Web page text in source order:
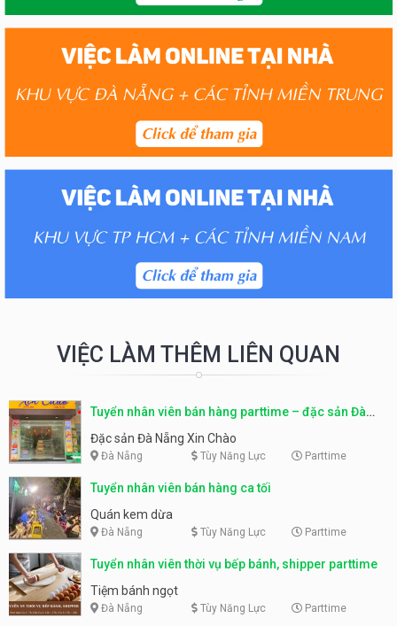
VIỆC LÀM THÊM LIÊN QUAN
Tuyển nhân viên bán hàng parttime – đặc sản Đà
Nẵng
Đặc sản Đà Nẵng Xin Chào
Đà Nẵng Tùy Năng Lực Parttime
Tuyển nhân viên bán hàng ca tối
Quán kem dừa
Đà Nẵng Tùy Năng Lực Parttime
Tuyển nhân viên thời vụ bếp bánh, shipper parttime
Tiệm bánh ngọt
Đà Nẵng Tùy Năng Lực Parttime